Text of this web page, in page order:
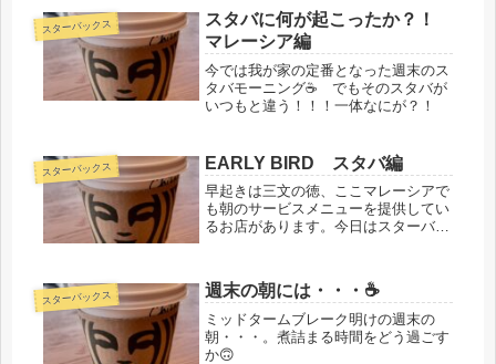
スターバックス
スタバに何が起こったか？！
マレーシア編
今では我が家の定番となった週末のス
タバモーニング☕ でもそのスタバが
いつもと違う！！！一体なにが？！
スターバックス EARLY BIRD スタバ編
早起きは三文の徳、ここマレーシアで
も朝のサービスメニューを提供してい
るお店があります。今日はスターバッ
スターバックス 週末の朝には・・・☕
ミッドタームブレーク明けの週末の
朝・・・。煮詰まる時間をどう過ごす
か🙃